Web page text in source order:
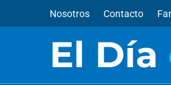
Nosotros Contacto
El Día